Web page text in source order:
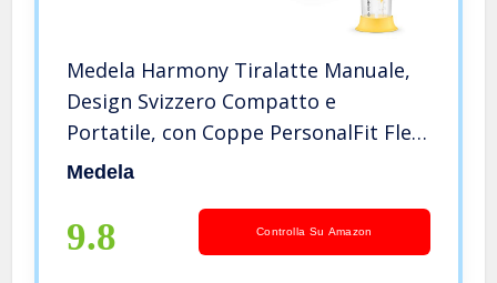
Medela Harmony Tiralatte Manuale,
Design Svizzero Compatto e
Portatile, con Coppe PersonalFit Flex
e Tecnologia Medela 2-Phase
Medela
9.8 Controlla Su Amazon